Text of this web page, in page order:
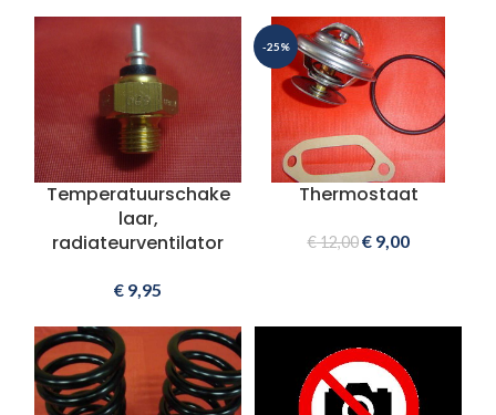
Temperatuurschake
laar,
radiateurventilator
€ 9,95
-25%
Thermostaat
€12,00 €9,00